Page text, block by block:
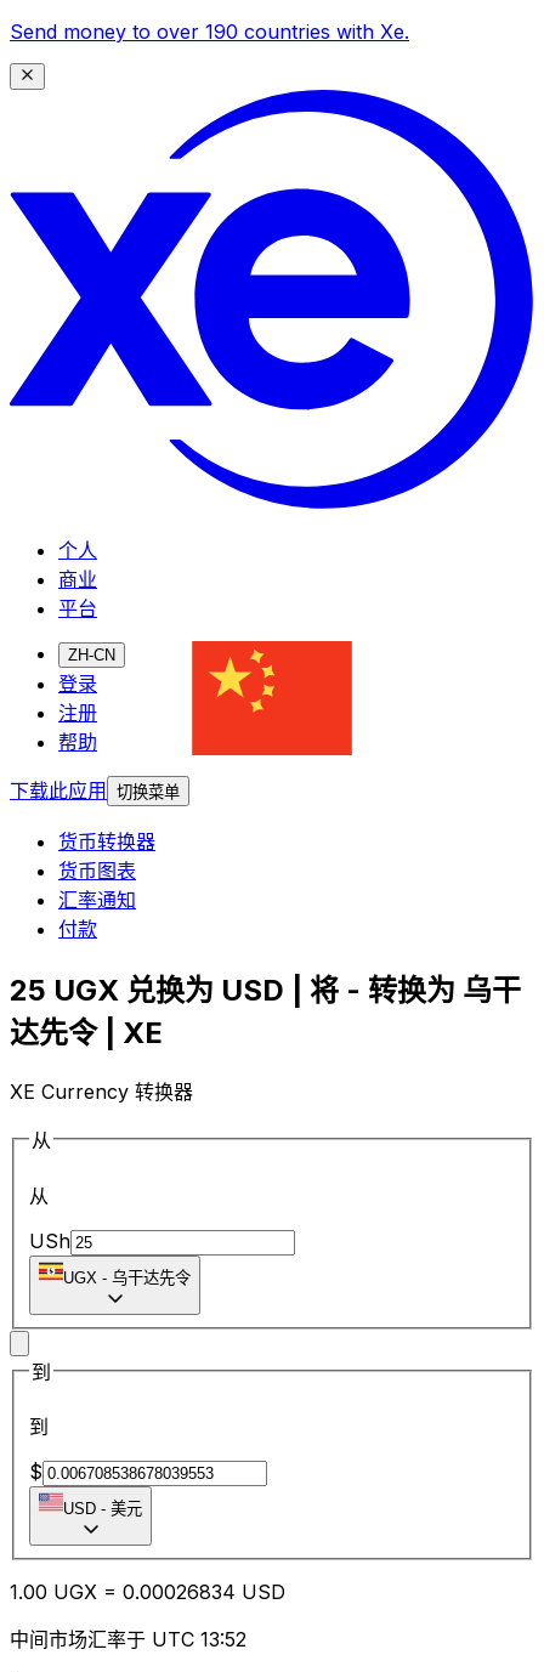
Send money to over 190 countries with Xe.
个人
商业
平台
ZH-CN
登录
注册
帮助
下载此应用
切换菜单
货币转换器
货币图表
汇率通知
付款
25 UGX 兑换为 USD | 将 - 转换为 乌干
达先令 | XE
XE Currency 转换器
从
从
USh
UGX - 乌干达先令
到
到
$
USD - 美元
1.00 UGX = 0.00026834 USD
中间市场汇率于 UTC 13:52